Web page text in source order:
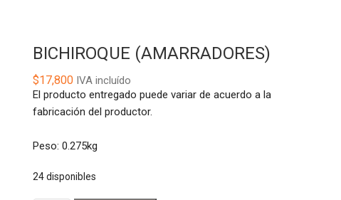
BICHIROQUE (AMARRADORES)
$17,800 IVA incluído
El producto entregado puede variar de acuerdo a la
fabricación del productor.
Peso: 0.275kg
24 disponibles